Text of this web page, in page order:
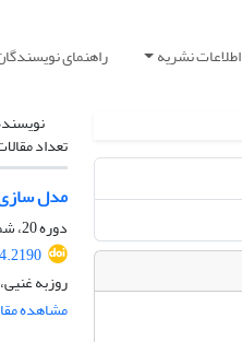
اطلاعات نشریه راهنمای
تعداد
مدل سازی
دوره 20، شماره 69، تابستان 1401، صفحه
روزبه
مشاهده